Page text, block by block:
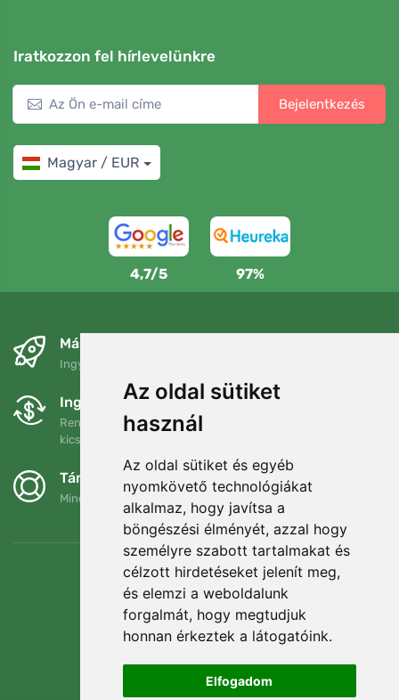
Az oldal sütiket
használ
Az oldal sütiket és egyéb
nyomkövető technológiákat
alkalmaz, hogy javítsa a
böngészési élményét, azzal hogy
személyre szabott tartalmakat és
célzott hirdetéseket jelenít meg,
és elemzi a weboldalunk
forgalmát, hogy megtudjuk
honnan érkeztek a látogatóink.
Elfogadom
Iratkozzon fel hírlevelünkre
Bejelentkezés
Magyar / EUR
4,7/5 97%
Másnapra és ingyenesen
Ingyenes szállítás a következő összeg felett: 80 EUR
Ingyenes csere és visszaküldés
Rendelését 90 napon belül bármikor visszaküldheti vagy
kicserélheti.
Támogatjuk a Trees.org-ot
Minden megrendelésért ültetünk egy fát! Bővebben